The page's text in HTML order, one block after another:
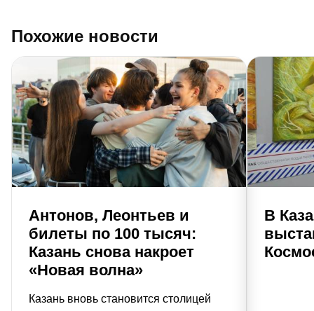
Похожие новости
Антонов, Леонтьев и
билеты по 100 тысяч:
Казань снова накроет
«Новая волна»
Казань вновь становится столицей
В